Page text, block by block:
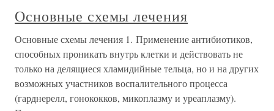
Основные схемы лечения
Основные схемы лечения 1. Применение антибиотиков,
способных проникать внутрь клетки и действовать не
только на делящиеся хламидийные тельца, но и на других
возможных участников воспалительного процесса
(гарднерелл, гонококков, микоплазму и уреаплазму).